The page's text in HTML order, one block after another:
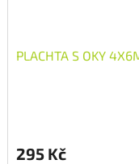
PLACHTA S OKY
295 Kč